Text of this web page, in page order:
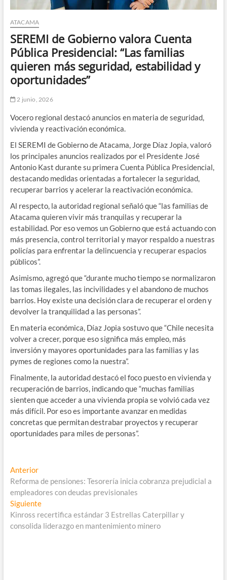
ATACAMA
SEREMI de Gobierno valora Cuenta
Pública Presidencial: “Las familias
quieren más seguridad, estabilidad y
oportunidades”
2 junio, 2026
Vocero regional destacó anuncios en materia de seguridad,
vivienda y reactivación económica.
El SEREMI de Gobierno de Atacama, Jorge Díaz Jopia, valoró
los principales anuncios realizados por el Presidente José
Antonio Kast durante su primera Cuenta Pública Presidencial,
destacando medidas orientadas a fortalecer la seguridad,
recuperar barrios y acelerar la reactivación económica.
Al respecto, la autoridad regional señaló que “las familias de
Atacama quieren vivir más tranquilas y recuperar la
estabilidad. Por eso vemos un Gobierno que está actuando con
más presencia, control territorial y mayor respaldo a nuestras
policías para enfrentar la delincuencia y recuperar espacios
públicos”.
Asimismo, agregó que “durante mucho tiempo se normalizaron
las tomas ilegales, las incivilidades y el abandono de muchos
barrios. Hoy existe una decisión clara de recuperar el orden y
devolver la tranquilidad a las personas”.
En materia económica, Díaz Jopia sostuvo que “Chile necesita
volver a crecer, porque eso significa más empleo, más
inversión y mayores oportunidades para las familias y las
pymes de regiones como la nuestra”.
Finalmente, la autoridad destacó el foco puesto en vivienda y
recuperación de barrios, indicando que “muchas familias
sienten que acceder a una vivienda propia se volvió cada vez
más difícil. Por eso es importante avanzar en medidas
concretas que permitan destrabar proyectos y recuperar
oportunidades para miles de personas”.
Navegación
de
entradas
AnteriorEntrada
anterior:
Reforma de pensiones: Tesorería inicia cobranza prejudicial a
empleadores con deudas previsionales
SiguienteEntrada
siguiente:
Kinross recertifica estándar 3 Estrellas Caterpillar y
consolida liderazgo en mantenimiento minero